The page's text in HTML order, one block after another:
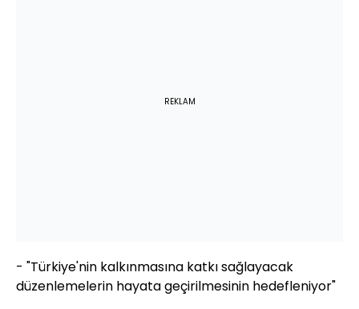
REKLAM
- "Türkiye'nin kalkınmasına katkı sağlayacak
düzenlemelerin hayata geçirilmesinin hedefleniyor"